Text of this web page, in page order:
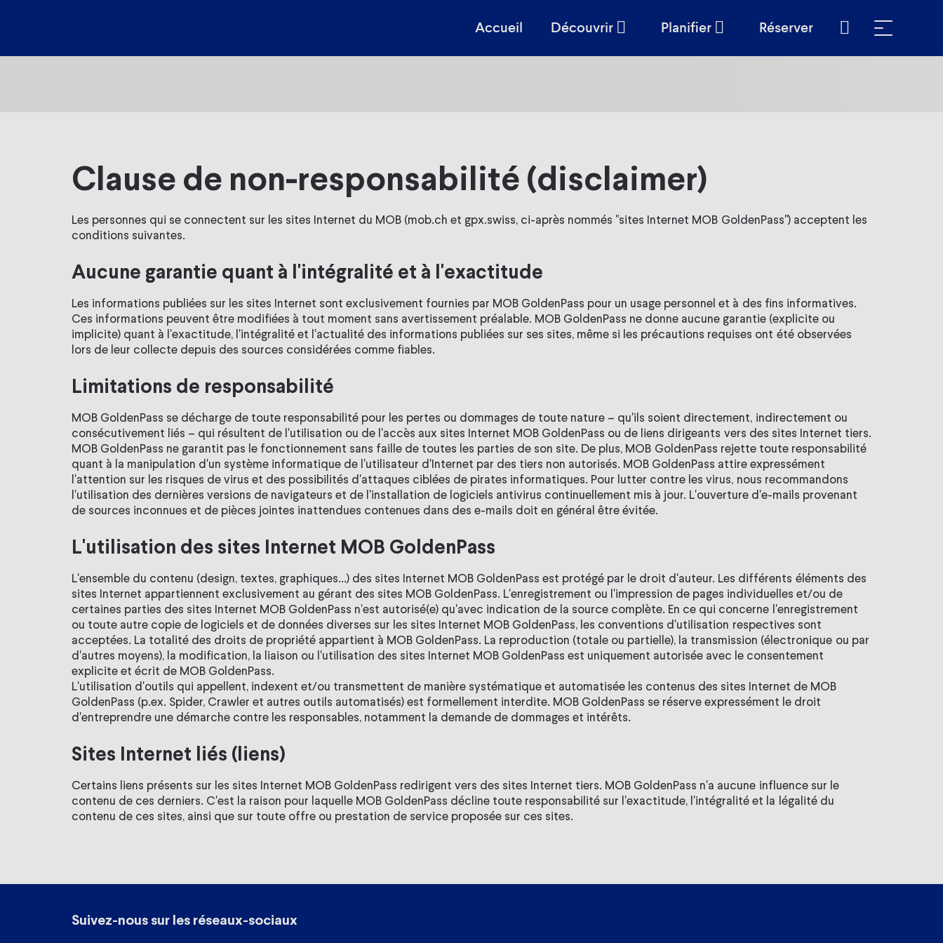
Accueil Découvrir Planifier Réserver
Clause de non-responsabilité (disclaimer)
Les personnes qui se connectent sur les sites Internet du MOB (mob.ch et gpx.swiss, ci-après nommés "sites Internet MOB GoldenPass") acceptent les
conditions suivantes.
Aucune garantie quant à l'intégralité et à l'exactitude
Les informations publiées sur les sites Internet sont exclusivement fournies par MOB GoldenPass pour un usage personnel et à des fins informatives.
Ces informations peuvent être modifiées à tout moment sans avertissement préalable. MOB GoldenPass ne donne aucune garantie (explicite ou
implicite) quant à l'exactitude, l'intégralité et l'actualité des informations publiées sur ses sites, même si les précautions requises ont été observées
lors de leur collecte depuis des sources considérées comme fiables.
Limitations de responsabilité
MOB GoldenPass se décharge de toute responsabilité pour les pertes ou dommages de toute nature – qu'ils soient directement, indirectement ou
consécutivement liés – qui résultent de l'utilisation ou de l'accès aux sites Internet MOB GoldenPass ou de liens dirigeants vers des sites Internet tiers.
MOB GoldenPass ne garantit pas le fonctionnement sans faille de toutes les parties de son site. De plus, MOB GoldenPass rejette toute responsabilité
quant à la manipulation d'un système informatique de l'utilisateur d'Internet par des tiers non autorisés. MOB GoldenPass attire expressément
l'attention sur les risques de virus et des possibilités d'attaques ciblées de pirates informatiques. Pour lutter contre les virus, nous recommandons
l'utilisation des dernières versions de navigateurs et de l'installation de logiciels antivirus continuellement mis à jour. L'ouverture d'e-mails provenant
de sources inconnues et de pièces jointes inattendues contenues dans des e-mails doit en général être évitée.
L'utilisation des sites Internet MOB GoldenPass
L'ensemble du contenu (design, textes, graphiques...) des sites Internet MOB GoldenPass est protégé par le droit d'auteur. Les différents éléments des
sites Internet appartiennent exclusivement au gérant des sites MOB GoldenPass. L'enregistrement ou l'impression de pages individuelles et/ou de
certaines parties des sites Internet MOB GoldenPass n'est autorisé(e) qu'avec indication de la source complète. En ce qui concerne l'enregistrement
ou toute autre copie de logiciels et de données diverses sur les sites Internet MOB GoldenPass, les conventions d'utilisation respectives sont
acceptées. La totalité des droits de propriété appartient à MOB GoldenPass. La reproduction (totale ou partielle), la transmission (électronique ou par
d'autres moyens), la modification, la liaison ou l'utilisation des sites Internet MOB GoldenPass est uniquement autorisée avec le consentement
explicite et écrit de MOB GoldenPass.
L'utilisation d'outils qui appellent, indexent et/ou transmettent de manière systématique et automatisée les contenus des sites Internet de MOB
GoldenPass (p.ex. Spider, Crawler et autres outils automatisés) est formellement interdite. MOB GoldenPass se réserve expressément le droit
d'entreprendre une démarche contre les responsables, notamment la demande de dommages et intérêts.
Sites Internet liés (liens)
Certains liens présents sur les sites Internet MOB GoldenPass redirigent vers des sites Internet tiers. MOB GoldenPass n'a aucune influence sur le
contenu de ces derniers. C'est la raison pour laquelle MOB GoldenPass décline toute responsabilité sur l'exactitude, l'intégralité et la légalité du
contenu de ces sites, ainsi que sur toute offre ou prestation de service proposée sur ces sites.
Suivez-nous sur les réseaux-sociaux